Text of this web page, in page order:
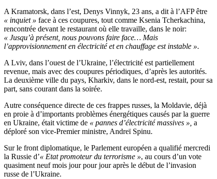
A Kramatorsk, dans l’est, Denys Vinnyk, 23 ans, a dit à l’AFP être
« inquiet » face à ces coupures, tout comme Ksenia Tcherkachina,
rencontrée devant le restaurant où elle travaille, dans le noir:
« Jusqu’à présent, nous pouvons faire face… Mais
l’approvisionnement en électricité et en chauffage est instable ».
A Lviv, dans l’ouest de l’Ukraine, l’électricité est partiellement
revenue, mais avec des coupures périodiques, d’après les autorités.
La deuxième ville du pays, Kharkiv, dans le nord-est, restait, pour sa
part, sans courant dans la soirée.
Autre conséquence directe de ces frappes russes, la Moldavie, déjà
en proie à d’importants problèmes énergétiques causés par la guerre
en Ukraine, était victime de « pannes d’électricité massives », a
déploré son vice-Premier ministre, Andreï Spinu.
Sur le front diplomatique, le Parlement européen a qualifié mercredi
la Russie d’« Etat promoteur du terrorisme », au cours d’un vote
quasiment neuf mois jour pour jour après le début de l’invasion
russe de l’Ukraine.